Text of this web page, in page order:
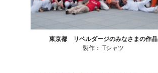
東京都 リベルダージのみなさまの作品
製作：Tシャツ